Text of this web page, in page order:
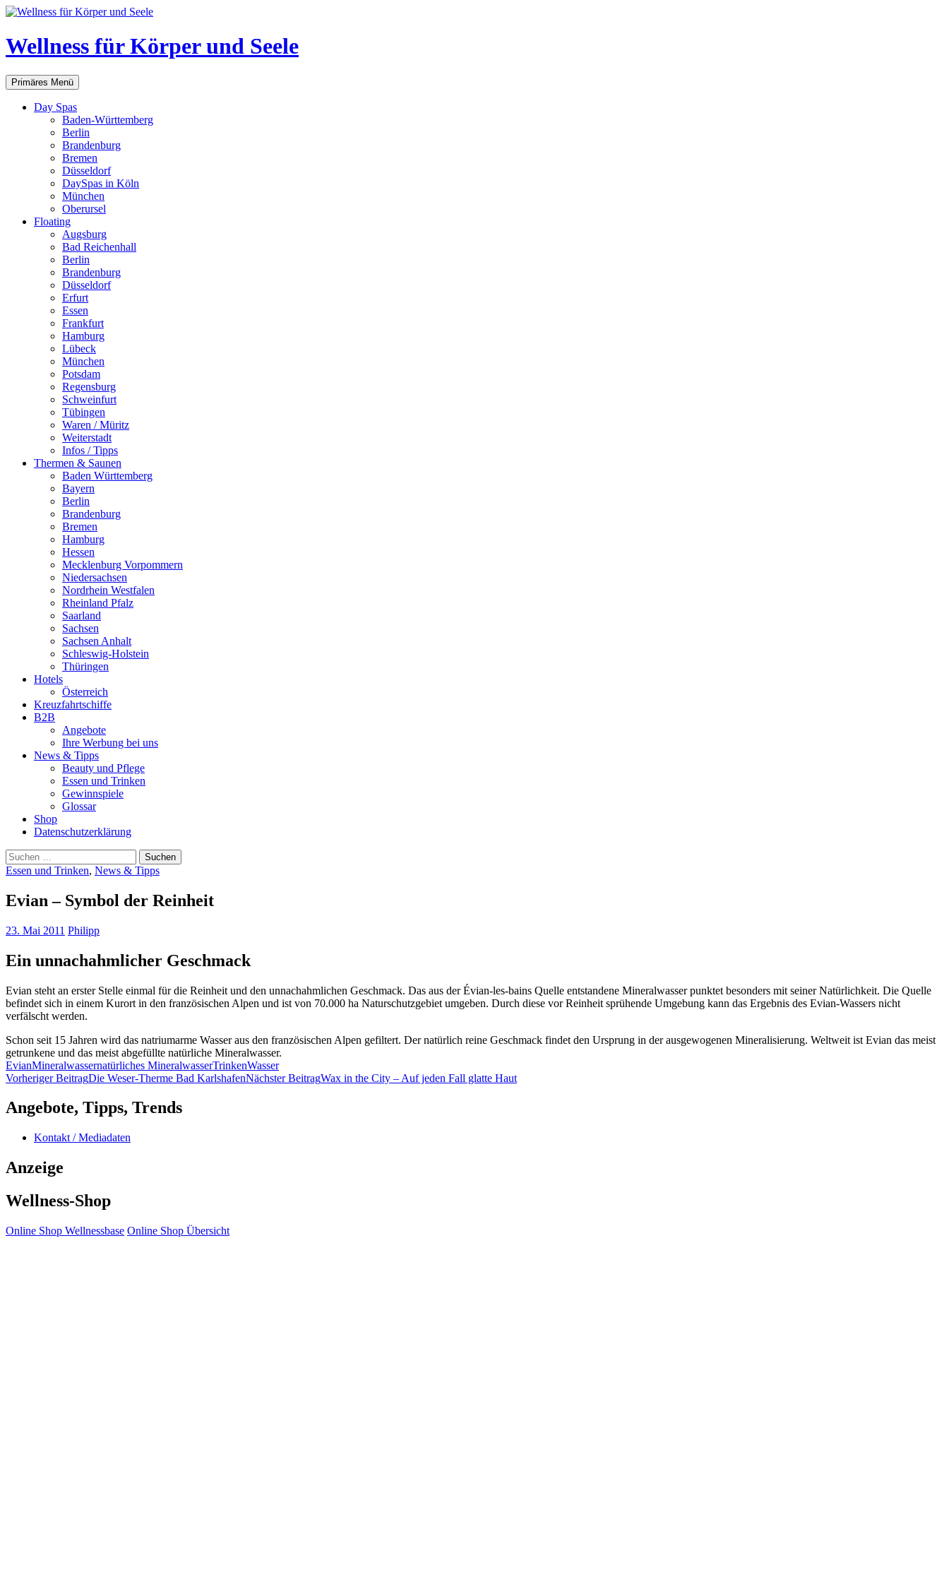
Zum
springen
Wellness für Körper und Seele
Suchen
Primäres Menü
Day Spas
Baden-Württemberg
Berlin
Brandenburg
Bremen
Düsseldorf
DaySpas in Köln
München
Oberursel
Floating
Augsburg
Bad Reichenhall
Berlin
Brandenburg
Düsseldorf
Erfurt
Essen
Frankfurt
Hamburg
Lübeck
München
Potsdam
Regensburg
Schweinfurt
Tübingen
Waren / Müritz
Weiterstadt
Infos / Tipps
Thermen & Saunen
Baden Württemberg
Bayern
Berlin
Brandenburg
Bremen
Hamburg
Hessen
Mecklenburg Vorpommern
Niedersachsen
Nordrhein Westfalen
Rheinland Pfalz
Saarland
Sachsen
Sachsen Anhalt
Schleswig-Holstein
Thüringen
Hotels
Österreich
Kreuzfahrtschiffe
B2B
Angebote
Ihre Werbung bei uns
News & Tipps
Beauty und Pflege
Essen und Trinken
Gewinnspiele
Glossar
Shop
Datenschutzerklärung
Suchen
nach:
Essen und Trinken, News & Tipps
Evian – Symbol der Reinheit
23. Mai 2011 Philipp
Ein unnachahmlicher Geschmack
Evian steht an erster Stelle einmal für die Reinheit und den unnachahmlichen Geschmack. Das aus der Évian-les-bains Quelle entstandene Mineralwasser punktet besonders mit seiner Natürlichkeit. Die Quelle
befindet sich in einem Kurort in den französischen Alpen und ist von 70.000 ha Naturschutzgebiet umgeben. Durch diese vor Reinheit sprühende Umgebung kann das Ergebnis des Evian-Wassers nicht
verfälscht werden.
Schon seit 15 Jahren wird das natriumarme Wasser aus den französischen Alpen gefiltert. Der natürlich reine Geschmack findet den Ursprung in der ausgewogenen Mineralisierung. Weltweit ist Evian das meist
getrunkene und das meist abgefüllte natürliche Mineralwasser.
EvianMineralwassernatürliches MineralwasserTrinkenWasser
Beitragsnavigation
Vorheriger BeitragDie Weser-Therme Bad KarlshafenNächster BeitragWax in the City – Auf jeden Fall glatte Haut
Angebote, Tipps, Trends
Kontakt / Mediadaten
Anzeige
Wellness-Shop
Online Shop Wellnessbase Online Shop Übersicht